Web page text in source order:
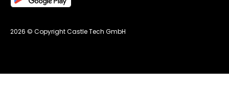
2026 © Copyright Castle Tech GmbH